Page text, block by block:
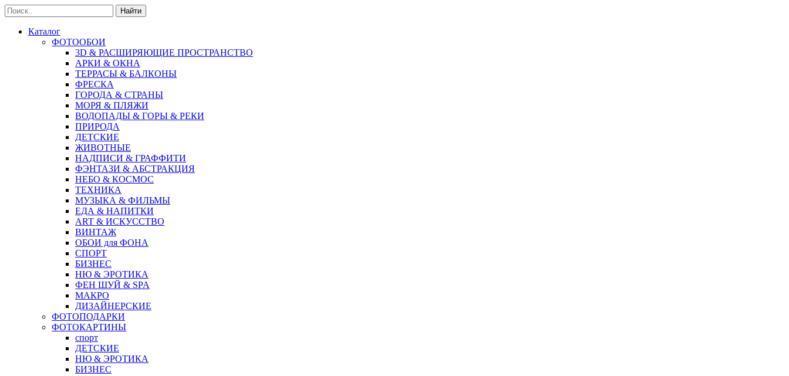
Найти
Каталог
ФОТООБОИ
3D & РАСШИРЯЮЩИЕ ПРОСТРАНСТВО
АРКИ & ОКНА
ТЕРРАСЫ & БАЛКОНЫ
ФРЕСКА
ГОРОДА & СТРАНЫ
МОРЯ & ПЛЯЖИ
ВОДОПАДЫ & ГОРЫ & РЕКИ
ПРИРОДА
ДЕТСКИЕ
ЖИВОТНЫЕ
НАДПИСИ & ГРАФФИТИ
ФЭНТАЗИ & АБСТРАКЦИЯ
НЕБО & КОСМОС
ТЕХНИКА
МУЗЫКА & ФИЛЬМЫ
ЕДА & НАПИТКИ
ART & ИСКУССТВО
ВИНТАЖ
ОБОИ для ФОНА
СПОРТ
БИЗНЕС
НЮ & ЭРОТИКА
ФЕН ШУЙ & SPA
МАКРО
ДИЗАЙНЕРСКИЕ
ФОТОПОДАРКИ
ФОТОКАРТИНЫ
спорт
ДЕТСКИЕ
НЮ & ЭРОТИКА
БИЗНЕС